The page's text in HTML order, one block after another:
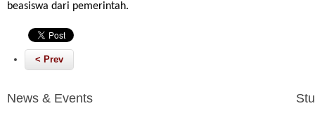
beasiswa dari pemerintah.
< Prev
News & Events